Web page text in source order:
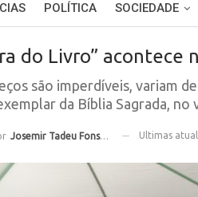
POLÍTICA SOCIEDADE
do Livro” acontece
são imperdíveis, variam
da Bíblia Sagrada, no
Josemir Tadeu Fonseca Ultimas